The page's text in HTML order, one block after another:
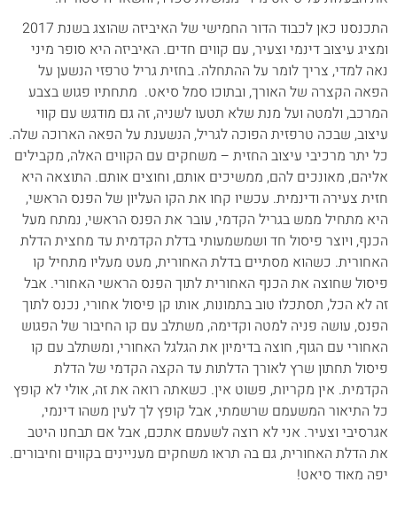
ומציג עיצוב דינמי וצעיר, עם קווים חדים. האיביזה היא סופר מיני
נאה למדי, צריך לומר על ההתחלה. בחזית גריל טרפזי הנשען על
הפאה הקצרה של האורך, ובתוכו סמל סיאט. מתחתיו פגוש בצבע
המרכב, ולמטה ועל מנת שלא תטעו לשניה, זה גם מודגש עם קווי
עיצוב, שבכה טרפזית הפוכה לגריל, הנשענת על הפאה הארוכה שלה.
כל יתר מרכיבי עיצוב החזית – משחקים עם הקווים האלה, מקבילים
אליהם, מאונכים להם, ממשיכים אותם, וחוצים אותם. התוצאה היא
חזית צעירה ודינמית. עכשיו קחו את הקו העליון של הפנס הראשי,
היא מתחיל ממש בגריל הקדמי, עובר את הפנס הראשי, נמתח מעל
הכנף, ויוצר פיסול חד ושמשמעותי בדלת הקדמית עד מחצית הדלת
האחורית. כשהוא מסתיים בדלת האחורית, מעט מעליו מתחיל קו
פיסול שחוצה את הכנף האחורית לתוך הפנס הראשי האחורי. אבל
זה לא הכל, תסתכלו טוב בתמונות, אותו קן פיסול אחורי, נכנס לתוך
הפנס, עושה פניה למטה וקדימה, משתלב עם קו החיבור של הפגוש
האחורי עם הגוף, חוצה בדימיון את הגלגל האחורי, ומשתלב עם קו
פיסול תחתון שרץ לאורך הדלתות עד הקצה הקדמי של הדלת
הקדמית. אין מקריות, פשוט אין. כשאתה רואה את זה, אולי לא קופץ
כל התיאור המשעמם שרשמתי, אבל קופץ לך לעין משהו דינמי,
אגרסיבי וצעיר. אני לא רוצה לשעמם אתכם, אבל אם תבחנו היטב
את הדלת האחורית, גם בה תראו משחקים מעניינים בקווים וחיבורים.
יפה מאוד סיאט!